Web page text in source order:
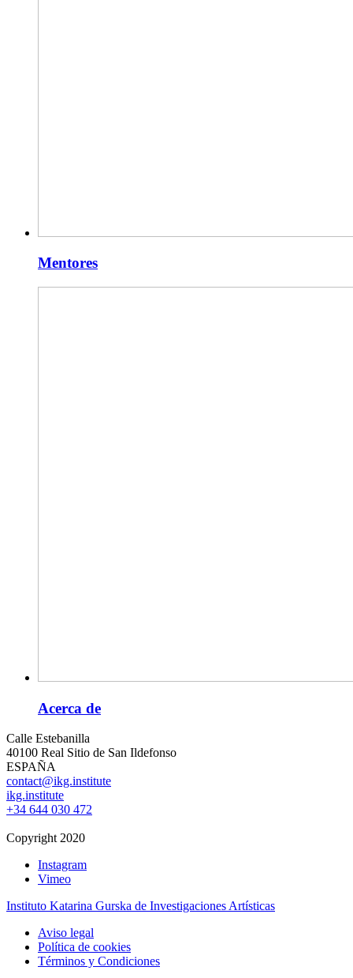
Mentores
Acerca de
Calle Estebanilla
40100 Real Sitio de San Ildefonso
ESPAÑA
contact@ikg.institute
ikg.institute
+34 644 030 472
Copyright 2020
Instagram
Vimeo
Instituto Katarina Gurska de Investigaciones Artísticas
Aviso legal
Política de cookies
Términos y Condiciones